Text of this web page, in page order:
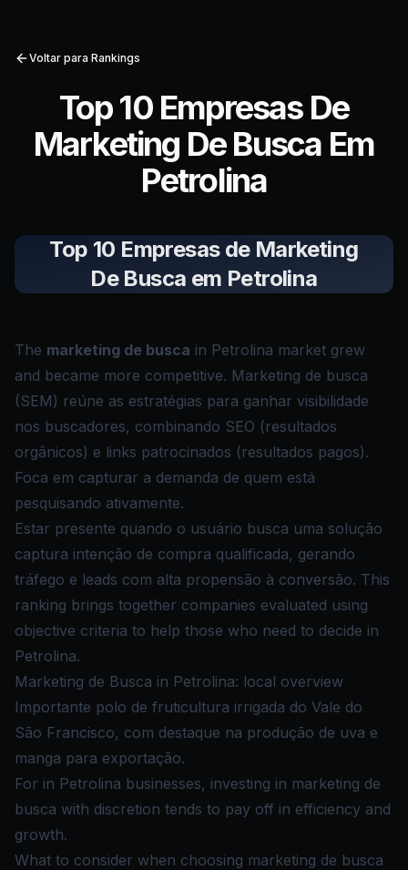
Voltar para Rankings
Top 10 Empresas De
Marketing De Busca Em
Petrolina
Top 10 Empresas de Marketing
De Busca em Petrolina
The marketing de busca in Petrolina market grew
and became more competitive. Marketing de busca
(SEM) reúne as estratégias para ganhar visibilidade
nos buscadores, combinando SEO (resultados
orgânicos) e links patrocinados (resultados pagos).
Foca em capturar a demanda de quem está
pesquisando ativamente.
Estar presente quando o usuário busca uma solução
captura intenção de compra qualificada, gerando
tráfego e leads com alta propensão à conversão. This
ranking brings together companies evaluated using
objective criteria to help those who need to decide in
Petrolina.
Marketing de Busca in Petrolina: local overview
Importante polo de fruticultura irrigada do Vale do
São Francisco, com destaque na produção de uva e
manga para exportação.
For in Petrolina businesses, investing in marketing de
busca with discretion tends to pay off in efficiency and
growth.
What to consider when choosing marketing de busca